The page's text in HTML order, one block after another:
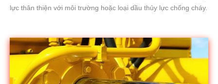
lực thân thiện với môi trường hoặc loại dầu thủy lực chống cháy.